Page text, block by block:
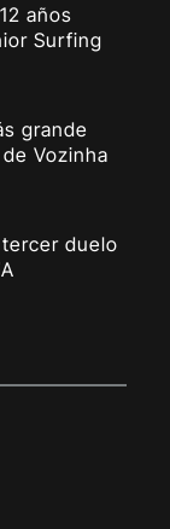
años
Surfing
grande
Vozinha
duelo